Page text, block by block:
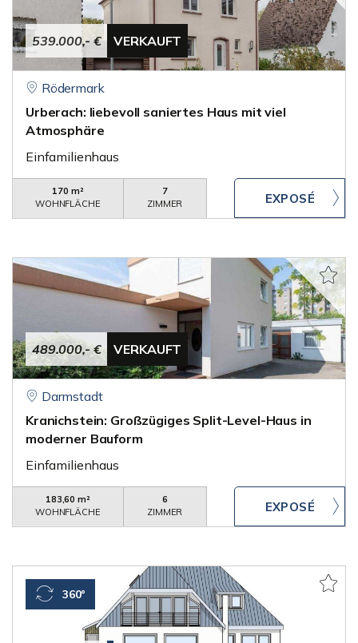
539.000,- € VERKAUFT
Rödermark
Urberach: liebevoll saniertes Haus mit viel
Atmosphäre
Einfamilienhaus
170 m²
WOHNFLÄCHE
7
ZIMMER
489.000,- € VERKAUFT
Darmstadt
Kranichstein: Großzügiges Split-Level-Haus in
moderner Bauform
Einfamilienhaus
183,60 m²
WOHNFLÄCHE
6
ZIMMER
360°